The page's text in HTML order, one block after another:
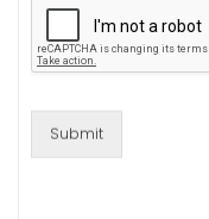
Submit